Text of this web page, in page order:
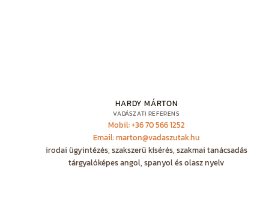
HARDY MÁRTON
VADÁSZATI REFERENS
Mobil: +36 70 566 1252
Email: marton@vadaszutak.hu
irodai ügyintézés, szakszerű kísérés, szakmai tanácsadás
tárgyalóképes angol, spanyol és olasz nyelv